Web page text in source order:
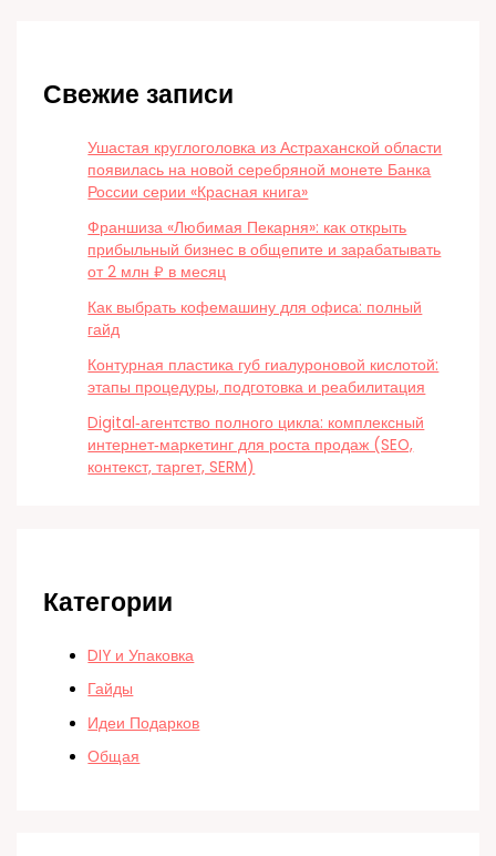
Свежие записи
Ушастая круглоголовка из Астраханской области
появилась на новой серебряной монете Банка
России серии «Красная книга»
Франшиза «Любимая Пекарня»: как открыть
прибыльный бизнес в общепите и зарабатывать
от 2 млн ₽ в месяц
Как выбрать кофемашину для офиса: полный
гайд
Контурная пластика губ гиалуроновой кислотой:
этапы процедуры, подготовка и реабилитация
Digital‑агентство полного цикла: комплексный
интернет‑маркетинг для роста продаж (SEO,
контекст, таргет, SERM)
Категории
DIY и Упаковка
Гайды
Идеи Подарков
Общая